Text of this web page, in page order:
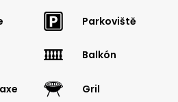
Parkoviště
Balkón
Gril